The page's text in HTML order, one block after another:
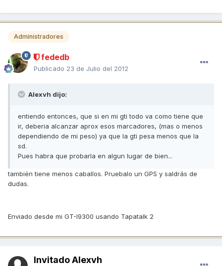
Administradores
fededb
Publicado 23 de Julio del 2012
Alexvh dijo:
entiendo entonces, que si en mi gti todo va como tiene que
ir, deberia alcanzar aprox esos marcadores, (mas o menos
dependiendo de mi peso) ya que la gti pesa menos que la
sd.
Pues habra que probarla en algun lugar de bien...
también tiene menos caballos. Pruebalo un GPS y saldrás de
dudas.
Enviado desde mi GT-I9300 usando Tapatalk 2
Invitado Alexvh